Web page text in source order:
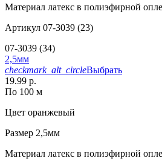
Материал латекс в полиэфирной
Артикул 07-3039 (23)
07-3039 (34)
2,5мм
checkmark_alt_circleВыбрать
19.99 р.
По 100 м
Цвет оранжевый
Размер 2,5мм
Материал латекс в полиэфирной